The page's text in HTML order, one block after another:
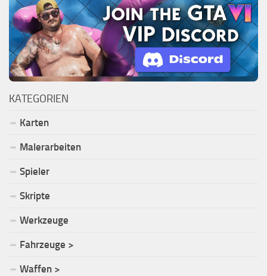
KATEGORIEN
Karten
Malerarbeiten
Spieler
Skripte
Werkzeuge
Fahrzeuge >
Waffen >